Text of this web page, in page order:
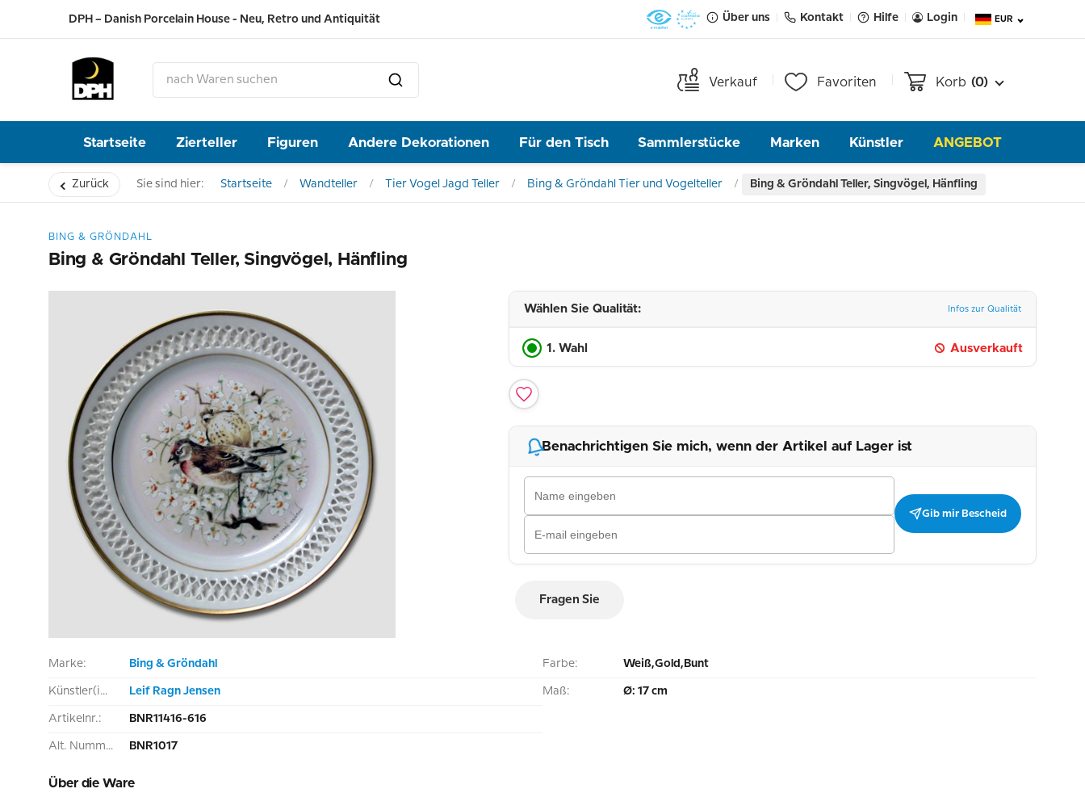
DPH – Danish Porcelain House - Neu, Retro und Antiquität Über uns Kontakt Hilfe Login EUR
Verkauf Favoriten Korb (0)
Startseite Zierteller Figuren Andere Dekorationen Für den Tisch Sammlerstücke Marken Künstler ANGEBOT
Zurück Sie sind hier: Startseite Wandteller Tier Vogel Jagd Teller Bing & Gröndahl Tier und Vogelteller Bing & Gröndahl Teller, Singvögel, Hänfling
BING & GRÖNDAHL
Bing & Gröndahl Teller, Singvögel, Hänfling
Wählen Sie Qualität: Infos zur Qualität
1. Wahl Ausverkauft
Benachrichtigen Sie mich, wenn der Artikel auf Lager ist
Gib mir Bescheid
Fragen Sie
Marke: Bing & Gröndahl
Künstler(in): Leif Ragn Jensen
Artikelnr.: BNR11416-616
Alt. Nummer: BNR1017
Farbe: Weiß,Gold,Bunt
Maß: Ø: 17 cm
Über die Ware